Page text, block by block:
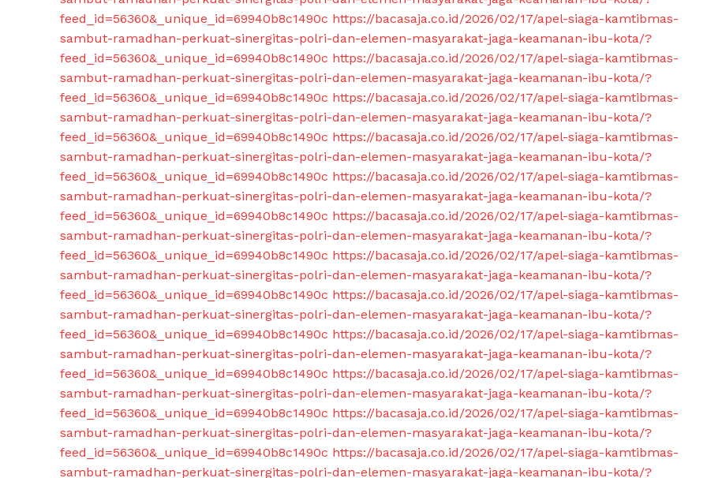
feed_id=56360&_unique_id=69940b8c1490c https://bacasaja.co.id/2026/02/17/apel-siaga-kamtibmas-
sambut-ramadhan-perkuat-sinergitas-polri-dan-elemen-masyarakat-jaga-keamanan-ibu-kota/?
feed_id=56360&_unique_id=69940b8c1490c https://bacasaja.co.id/2026/02/17/apel-siaga-kamtibmas-
sambut-ramadhan-perkuat-sinergitas-polri-dan-elemen-masyarakat-jaga-keamanan-ibu-kota/?
feed_id=56360&_unique_id=69940b8c1490c https://bacasaja.co.id/2026/02/17/apel-siaga-kamtibmas-
sambut-ramadhan-perkuat-sinergitas-polri-dan-elemen-masyarakat-jaga-keamanan-ibu-kota/?
feed_id=56360&_unique_id=69940b8c1490c https://bacasaja.co.id/2026/02/17/apel-siaga-kamtibmas-
sambut-ramadhan-perkuat-sinergitas-polri-dan-elemen-masyarakat-jaga-keamanan-ibu-kota/?
feed_id=56360&_unique_id=69940b8c1490c https://bacasaja.co.id/2026/02/17/apel-siaga-kamtibmas-
sambut-ramadhan-perkuat-sinergitas-polri-dan-elemen-masyarakat-jaga-keamanan-ibu-kota/?
feed_id=56360&_unique_id=69940b8c1490c https://bacasaja.co.id/2026/02/17/apel-siaga-kamtibmas-
sambut-ramadhan-perkuat-sinergitas-polri-dan-elemen-masyarakat-jaga-keamanan-ibu-kota/?
feed_id=56360&_unique_id=69940b8c1490c https://bacasaja.co.id/2026/02/17/apel-siaga-kamtibmas-
sambut-ramadhan-perkuat-sinergitas-polri-dan-elemen-masyarakat-jaga-keamanan-ibu-kota/?
feed_id=56360&_unique_id=69940b8c1490c https://bacasaja.co.id/2026/02/17/apel-siaga-kamtibmas-
sambut-ramadhan-perkuat-sinergitas-polri-dan-elemen-masyarakat-jaga-keamanan-ibu-kota/?
feed_id=56360&_unique_id=69940b8c1490c https://bacasaja.co.id/2026/02/17/apel-siaga-kamtibmas-
sambut-ramadhan-perkuat-sinergitas-polri-dan-elemen-masyarakat-jaga-keamanan-ibu-kota/?
feed_id=56360&_unique_id=69940b8c1490c https://bacasaja.co.id/2026/02/17/apel-siaga-kamtibmas-
sambut-ramadhan-perkuat-sinergitas-polri-dan-elemen-masyarakat-jaga-keamanan-ibu-kota/?
feed_id=56360&_unique_id=69940b8c1490c https://bacasaja.co.id/2026/02/17/apel-siaga-kamtibmas-
sambut-ramadhan-perkuat-sinergitas-polri-dan-elemen-masyarakat-jaga-keamanan-ibu-kota/?
feed_id=56360&_unique_id=69940b8c1490c https://bacasaja.co.id/2026/02/17/apel-siaga-kamtibmas-
sambut-ramadhan-perkuat-sinergitas-polri-dan-elemen-masyarakat-jaga-keamanan-ibu-kota/?